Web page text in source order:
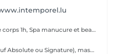
Soin Absolute 1h30, massage corps 1h, Spa manucure et beauté des pieds Le luxe, le calme et la détente, magique ...
Soin visage 1h30 au choix (sauf Absolute ou Signature), massage corps 1h, manucure 30', beauté des pieds 45' Ne peut être fractionné, à faire le même jour